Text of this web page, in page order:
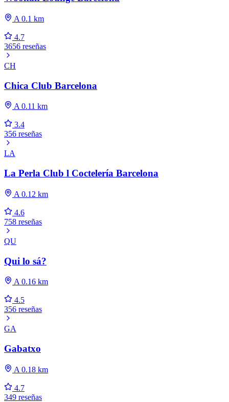
A 0.1 km
4.7
3656 reseñas
CH
Chica Club Barcelona
A 0.11 km
3.4
356 reseñas
LA
La Perla Club l Coctelería Barcelona
A 0.12 km
4.6
758 reseñas
QU
Qui lo sá?
A 0.16 km
4.5
356 reseñas
GA
Gabatxo
A 0.18 km
4.7
349 reseñas